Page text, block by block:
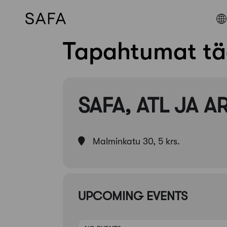
Tapahtumat
SAFA, ATL JA
Malminkatu 30, 5 krs.
UPCOMING EVENTS